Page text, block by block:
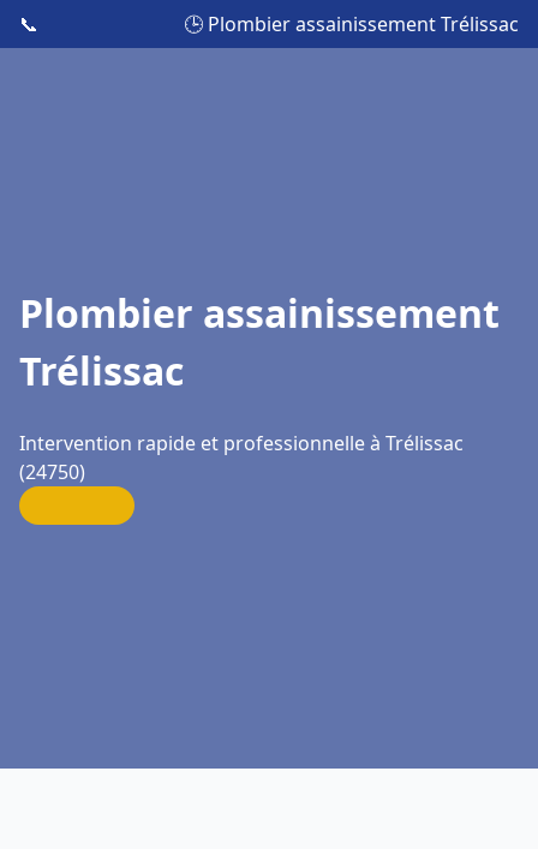
📞 🕒 Plombier assainissement Trélissac
Plombier assainissement
Trélissac
Intervention rapide et professionnelle à Trélissac
(24750)